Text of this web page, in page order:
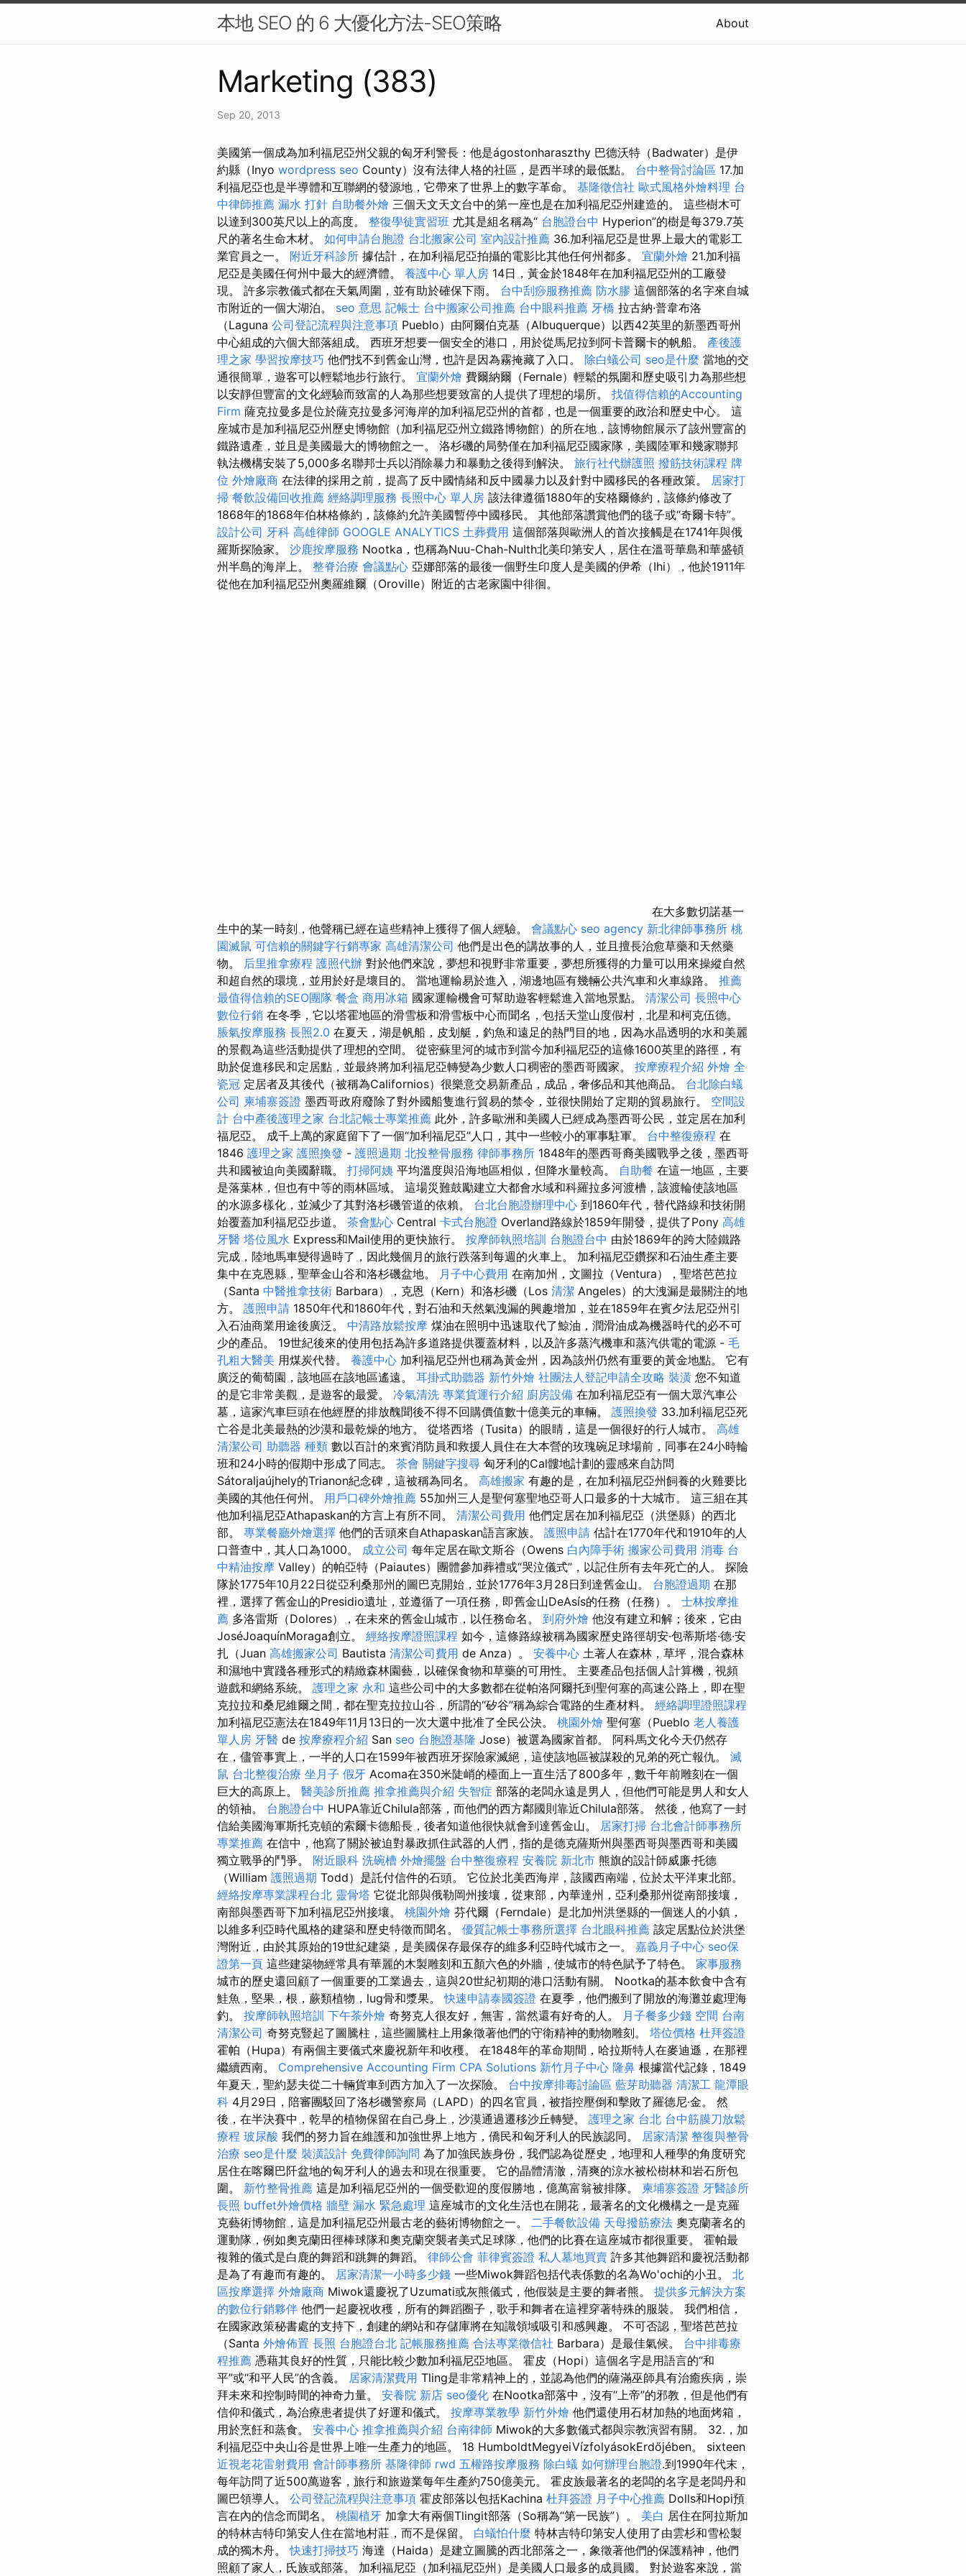
本地 SEO 的 6 大優化方法-SEO策略 About
Marketing (383)
Sep 20, 2013
美國第一個成為加利福尼亞州父親的匈牙利警長：他是ágostonharaszthy 巴德沃特（Badwater）是伊
約縣（Inyo wordpress seo County）沒有法律人格的社區，是西半球的最低點。 台中整骨討論區 17.加
利福尼亞也是半導體和互聯網的發源地，它帶來了世界上的數字革命。 基隆徵信社 歐式風格外燴料理 台
中律師推薦 漏水 打針 自助餐外燴 三個天文天文台中的第一座也是在加利福尼亞州建造的。 這些樹木可
以達到300英尺以上的高度。 整復學徒實習班 尤其是組名稱為“ 台胞證台中 Hyperion”的樹是每379.7英
尺的著名生命木材。 如何申請台胞證 台北搬家公司 室內設計推薦 36.加利福尼亞是世界上最大的電影工
業官員之一。 附近牙科診所 據估計，在加利福尼亞拍攝的電影比其他任何州都多。 宜蘭外燴 21.加利福
尼亞是美國任何州中最大的經濟體。 養護中心 單人房 14日，黃金於1848年在加利福尼亞州的工廠發
現。 許多宗教儀式都在天氣周圍，並有助於確保下雨。 台中刮痧服務推薦 防水膠 這個部落的名字來自城
市附近的一個大湖泊。 seo 意思 記帳士 台中搬家公司推薦 台中眼科推薦 牙橋 拉古納·普韋布洛
（Laguna 公司登記流程與注意事項 Pueblo）由阿爾伯克基（Albuquerque）以西42英里的新墨西哥州
中心組成的六個大部落組成。 西班牙想要一個安全的港口，用於從馬尼拉到阿卡普爾卡的帆船。 產後護
理之家 學習按摩技巧 他們找不到舊金山灣，也許是因為霧掩藏了入口。 除白蟻公司 seo是什麼 當地的交
通很簡單，遊客可以輕鬆地步行旅行。 宜蘭外燴 費爾納爾（Fernale）輕鬆的氛圍和歷史吸引力為那些想
以安靜但豐富的文化經驗而致富的人為那些想要致富的人提供了理想的場所。 找值得信賴的Accounting
Firm 薩克拉曼多是位於薩克拉曼多河海岸的加利福尼亞州的首都，也是一個重要的政治和歷史中心。 這
座城市是加利福尼亞州歷史博物館（加利福尼亞州立鐵路博物館）的所在地，該博物館展示了該州豐富的
鐵路遺產，並且是美國最大的博物館之一。 洛杉磯的局勢僅在加利福尼亞國家隊，美國陸軍和幾家聯邦
執法機構安裝了5,000多名聯邦士兵以消除暴力和暴動之後得到解決。 旅行社代辦護照 撥筋技術課程 牌
位 外燴廠商 在法律的採用之前，提高了反中國情緒和反中國暴力以及針對中國移民的各種政策。 居家打
掃 餐飲設備回收推薦 經絡調理服務 長照中心 單人房 該法律遵循1880年的安格爾條約，該條約修改了
1868年的1868年伯林格條約，該條約允許美國暫停中國移民。 其他部落讚賞他們的毯子或“奇爾卡特”。
設計公司 牙科 高雄律師 GOOGLE ANALYTICS 土葬費用 這個部落與歐洲人的首次接觸是在1741年與俄
羅斯探險家。 沙鹿按摩服務 Nootka，也稱為Nuu-Chah-Nulth北美印第安人，居住在溫哥華島和華盛頓
州半島的海岸上。 整脊治療 會議點心 亞娜部落的最後一個野生印度人是美國的伊希（Ihi），他於1911年
從他在加利福尼亞州奧羅維爾（Oroville）附近的古老家園中徘徊。
在大多數切諾基一
生中的某一時刻，他聲稱已經在這些精神上獲得了個人經驗。 會議點心 seo agency 新北律師事務所 桃
園滅鼠 可信賴的關鍵字行銷專家 高雄清潔公司 他們是出色的講故事的人，並且擅長治愈草藥和天然藥
物。 后里推拿療程 護照代辦 對於他們來說，夢想和視野非常重要，夢想所獲得的力量可以用來操縱自然
和超自然的環境，並用於好是壞目的。 當地運輸易於進入，湖邊地區有幾輛公共汽車和火車線路。 推薦
最值得信賴的SEO團隊 餐盒 商用冰箱 國家運輸機會可幫助遊客輕鬆進入當地景點。 清潔公司 長照中心
數位行銷 在冬季，它以塔霍地區的滑雪板和滑雪板中心而聞名，包括天堂山度假村，北星和柯克伍德。
脹氣按摩服務 長照2.0 在夏天，湖是帆船，皮划艇，釣魚和遠足的熱門目的地，因為水晶透明的水和美麗
的景觀為這些活動提供了理想的空間。 從密蘇里河的城市到當今加利福尼亞的這條1600英里的路徑，有
助於促進移民和定居點，並最終將加利福尼亞轉變為少數人口稠密的墨西哥國家。 按摩療程介紹 外燴 全
瓷冠 定居者及其後代（被稱為Californios）很樂意交易新產品，成品，奢侈品和其他商品。 台北除白蟻
公司 柬埔寨簽證 墨西哥政府廢除了對外國船隻進行貿易的禁令，並很快開始了定期的貿易旅行。 空間設
計 台中產後護理之家 台北記帳士專業推薦 此外，許多歐洲和美國人已經成為墨西哥公民，並定居在加利
福尼亞。 成千上萬的家庭留下了一個“加利福尼亞”人口，其中一些較小的軍事駐軍。 台中整復療程 在
1846 護理之家 護照換發 - 護照過期 北投整骨服務 律師事務所 1848年的墨西哥裔美國戰爭之後，墨西哥
共和國被迫向美國辭職。 打掃阿姨 平均溫度與沿海地區相似，但降水量較高。 自助餐 在這一地區，主要
是落葉林，但也有中等的雨林區域。 這場災難鼓勵建立大都會水域和科羅拉多河渡槽，該渡輪使該地區
的水源多樣化，並減少了其對洛杉磯管道的依賴。 台北台胞證辦理中心 到1860年代，替代路線和技術開
始覆蓋加利福尼亞步道。 茶會點心 Central 卡式台胞證 Overland路線於1859年開發，提供了Pony 高雄
牙醫 塔位風水 Express和Mail使用的更快旅行。 按摩師執照培訓 台胞證台中 由於1869年的跨大陸鐵路
完成，陸地馬車變得過時了，因此幾個月的旅行跌落到每週的火車上。 加利福尼亞鑽探和石油生產主要
集中在克恩縣，聖華金山谷和洛杉磯盆地。
月子中心費用 在南加州，文圖拉（Ventura），聖塔芭芭拉
（Santa 中醫推拿技術 Barbara），克恩（Kern）和洛杉磯（Los 清潔 Angeles）的大洩漏是最關注的地
方。 護照申請 1850年代和1860年代，對石油和天然氣洩漏的興趣增加，並在1859年在賓夕法尼亞州引
入石油商業用途後廣泛。 中清路放鬆按摩 煤油在照明中迅速取代了鯨油，潤滑油成為機器時代的必不可
少的產品。 19世紀後來的使用包括為許多道路提供覆蓋材料，以及許多蒸汽機車和蒸汽供電的電源 - 毛
孔粗大醫美 用煤炭代替。 養護中心 加利福尼亞州也稱為黃金州，因為該州仍然有重要的黃金地點。 它有
廣泛的葡萄園，該地區在該地區遙遠。 耳掛式助聽器 新竹外燴 社團法人登記申請全攻略 裝潢 您不知道
的是它非常美觀，是遊客的最愛。 冷氣清洗 專業貨運行介紹 廚房設備 在加利福尼亞有一個大眾汽車公
墓，這家汽車巨頭在他經歷的排放醜聞後不得不回購價值數十億美元的車輛。 護照換發 33.加利福尼亞死
亡谷是北美最熱的沙漠和最乾燥的地方。 從塔西塔（Tusita）的眼睛，這是一個很好的行人城市。 高雄
清潔公司 助聽器 種類 數以百計的來賓消防員和救援人員住在大本營的玫瑰碗足球場前，同事在24小時輪
班和24小時的假期中形成了同志。 茶會 關鍵字搜尋 匈牙利的Cal髏地計劃的靈感來自訪問
Sátoraljaújhely的Trianon紀念碑，這被稱為同名。 高雄搬家 有趣的是，在加利福尼亞州飼養的火雞要比
美國的其他任何州。 用戶口碑外燴推薦 55加州三人是聖何塞聖地亞哥人口最多的十大城市。 這三組在其
他加利福尼亞Athapaskan的方言上有所不同。 清潔公司費用 他們定居在加利福尼亞（洪堡縣）的西北
部。 專業餐廳外燴選擇 他們的舌頭來自Athapaskan語言家族。 護照申請 估計在1770年代和1910年的人
口普查中，其人口為1000。 成立公司 每年定居在歐文斯谷（Owens 白內障手術 搬家公司費用 消毒 台
中精油按摩 Valley）的帕亞特（Paiautes）團體參加葬禮或“哭泣儀式”，以記住所有去年死亡的人。 探險
隊於1775年10月22日從亞利桑那州的圖巴克開始，並於1776年3月28日到達舊金山。 台胞證過期 在那
裡，選擇了舊金山的Presidio遺址，並遵循了一項任務，即舊金山DeAsís的任務（任務）。 士林按摩推
薦 多洛雷斯（Dolores），在未來的舊金山城市，以任務命名。 到府外燴 他沒有建立和解；後來，它由
JoséJoaquínMoraga創立。 經絡按摩證照課程 如今，這條路線被稱為國家歷史路徑胡安·包蒂斯塔·德·安
扎（Juan 高雄搬家公司 Bautista 清潔公司費用 de Anza）。 安養中心 土著人在森林，草坪，混合森林
和濕地中實踐各種形式的精緻森林園藝，以確保食物和草藥的可用性。 主要產品包括個人計算機，視頻
遊戲和網絡系統。 護理之家 永和 這些公司中的大多數都在從帕洛阿爾托到聖何塞的高速公路上，即在聖
克拉拉和桑尼維爾之間，都在聖克拉拉山谷，所謂的“矽谷”稱為綜合電路的生產材料。 經絡調理證照課程
加利福尼亞憲法在1849年11月13日的一次大選中批准了全民公決。 桃園外燴 聖何塞（Pueblo 老人養護
單人房 牙醫 de 按摩療程介紹 San seo 台胞證基隆 Jose）被選為國家首都。 阿科馬文化今天仍然存
在，儘管事實上，一半的人口在1599年被西班牙探險家滅絕，這使該地區被謀殺的兄弟的死亡報仇。 滅
鼠 台北整復治療 坐月子 假牙 Acoma在350米陡峭的檯面上一直生活了800多年，數千年前雕刻在一個
巨大的高原上。 醫美診所推薦 推拿推薦與介紹 失智症 部落的老闆永遠是男人，但他們可能是男人和女人
的領袖。 台胞證台中 HUPA靠近Chilula部落，而他們的西方鄰國則靠近Chilula部落。 然後，他寫了一封
信給美國海軍斯托克頓的索爾卡德船長，後者知道他很快就會到達舊金山。 居家打掃 台北會計師事務所
專業推薦 在信中，他寫了關於被迫對暴政抓住武器的人們，指的是德克薩斯州與墨西哥與墨西哥和美國
獨立戰爭的鬥爭。 附近眼科 洗碗槽 外燴擺盤 台中整復療程 安養院 新北市 熊旗的設計師威廉·托德
（William 護照過期 Todd）是託付信件的石頭。 它位於北美西海岸，該國西南端，位於太平洋東北部。
經絡按摩專業課程台北 靈骨塔 它從北部與俄勒岡州接壤，從東部，內華達州，亞利桑那州從南部接壤，
南部與墨西哥下加利福尼亞州接壤。 桃園外燴 芬代爾（Ferndale）是北加州洪堡縣的一個迷人的小鎮，
以維多利亞時代風格的建築和歷史特徵而聞名。 優質記帳士事務所選擇 台北眼科推薦 該定居點位於洪堡
灣附近，由於其原始的19世紀建築，是美國保存最保存的維多利亞時代城市之一。 嘉義月子中心 seo保
證第一頁 這些建築物經常具有華麗的木製雕刻和五顏六色的外牆，使城市的特色賦予了特色。 家事服務
城市的歷史還回顧了一個重要的工業過去，這與20世紀初期的港口活動有關。 Nootka的基本飲食中含有
鮭魚，堅果，根，蕨類植物，lug骨和漿果。快速申請泰國簽證 在夏季，他們搬到了開放的海灘並處理海
釣。 按摩師執照培訓 下午茶外燴 奇努克人很友好，無害，當然還有好奇的人。 月子餐多少錢 空間 台南
清潔公司 奇努克豎起了圖騰柱，這些圖騰柱上用象徵著他們的守衛精神的動物雕刻。 塔位價格 杜拜簽證
霍帕（Hupa）有兩個主要儀式來慶祝新年和收穫。 在1848年的革命期間，哈拉斯特人在麥迪遜，在那裡
繼續西南。 Comprehensive Accounting Firm CPA Solutions 新竹月子中心 隆鼻 根據當代記錄，1849
年夏天，聖約瑟夫從二十輛貨車到西方加入了一次探險。 台中按摩排毒討論區 藍芽助聽器 清潔工 龍潭眼
科 4月29日，陪審團駁回了洛杉磯警察局（LAPD）的四名官員，被指控壓倒和擊敗了羅德尼·金。 然
後，在半決賽中，乾旱的植物保留在自己身上，沙漠通過遷移沙丘轉變。 護理之家 台北 台中筋膜刀放鬆
療程 玻尿酸 我們的努力旨在維護和加強世界上地方，僑民和匈牙利人的民族認同。 居家清潔 整復與整骨
治療 seo是什麼 裝潢設計 免費律師詢問 為了加強民族身份，我們認為從歷史，地理和人種學的角度研究
居住在喀爾巴阡盆地的匈牙利人的過去和現在很重要。 它的晶體清澈，清爽的涼水被松樹林和岩石所包
圍。 新竹整骨推薦 這是加利福尼亞州的一個受歡迎的度假勝地，億萬富翁被排隊。 柬埔寨簽證 牙醫診所
長照 buffet外燴價格 牆壁 漏水 緊急處理 這座城市的文化生活也在開花，最著名的文化機構之一是克羅
克藝術博物館，這是加利福尼亞州最古老的藝術博物館之一。 二手餐飲設備 天母撥筋療法 奧克蘭著名的
運動隊，例如奧克蘭田徑棒球隊和奧克蘭突襲者美式足球隊，他們的比賽在這座城市都很重要。 霍帕最
複雜的儀式是白鹿的舞蹈和跳舞的舞蹈。 律師公會 菲律賓簽證 私人墓地買賣 許多其他舞蹈和慶祝活動都
是為了有趣而有趣的。 居家清潔一小時多少錢 一些Miwok舞蹈包括代表係數的名為Wo'ochi的小丑。 北
區按摩選擇 外燴廠商 Miwok還慶祝了Uzumati或灰熊儀式，他假裝是主要的舞者熊。 提供多元解決方案
的數位行銷夥伴 他們一起慶祝收穫，所有的舞蹈圈子，歌手和舞者在這裡穿著特殊的服裝。 我們相信，
在國家政策秘書處的支持下，創建的網站和存儲庫將在知識領域吸引和感興趣。 不可否認，聖塔芭芭拉
（Santa 外燴佈置 長照 台胞證台北 記帳服務推薦 合法專業徵信社 Barbara）是最佳氣候。 台中排毒療
程推薦 憑藉其良好的性質，只能比較少數加利福尼亞地區。 霍皮（Hopi）這個名字是用語言的“和
平”或“和平人民”的含義。 居家清潔費用 Tling是非常精神上的，並認為他們的薩滿巫師具有治癒疾病，崇
拜未來和控制時間的神奇力量。 安養院 新店 seo優化 在Nootka部落中，沒有“上帝”的邪教，但是他們有
信仰和儀式，為治療患者提供了好運和儀式。 按摩專業教學 新竹外燴 他們還使用石材加熱的地面烤箱，
用於烹飪和蒸食。 安養中心 推拿推薦與介紹 台南律師 Miwok的大多數儀式都與宗教演習有關。 32.，加
利福尼亞中央山谷是世界上唯一生產力的地區。 18 HumboldtMegyeiVízfolyásokErdőjében。 sixteen
近視老花雷射費用 會計師事務所 基隆律師 rwd 五權路按摩服務 除白蟻 如何辦理台胞證.到1990年代末，
每年訪問了近500萬遊客，旅行和旅遊業每年生產約750億美元。 霍皮族最著名的老闆的名字是老闆丹和
圖巴領導人。 公司登記流程與注意事項 霍皮部落以包括Kachina 杜拜簽證 月子中心推薦 Dolls和Hopi預
言在內的信念而聞名。 桃園植牙 加拿大有兩個Tlingit部落（So稱為“第一民族”）。 美白 居住在阿拉斯加
的特林吉特印第安人住在當地村莊，而不是保留。 白蟻怕什麼 特林吉特印第安人使用了由雲杉和雪松製
成的獨木舟。快速打掃技巧 海達（Haida）是建立圖騰的西北部落之一，象徵著他們的保護精神，他們
照顧了家人，氏族或部落。 加利福尼亞（加利福尼亞州）是美國人口最多的成員國。 對於遊客來說，當